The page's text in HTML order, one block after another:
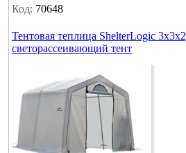
Код: 70648
Тентовая теплица ShelterLogic
светорассеивающий тент